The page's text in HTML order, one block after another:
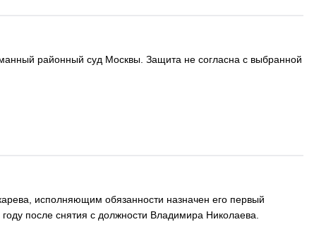
районный суд Москвы. Защита не согласна с выбранной
исполняющим обязанности назначен его первый
после снятия с должности Владимира Николаева.